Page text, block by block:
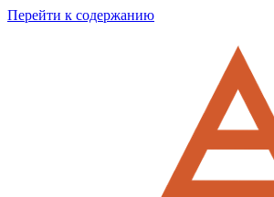
Перейти к содержанию